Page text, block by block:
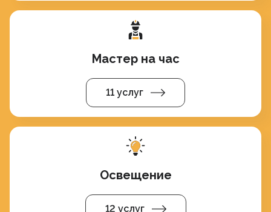
Мастер на час
11 услуг
Освещение
12 услуг